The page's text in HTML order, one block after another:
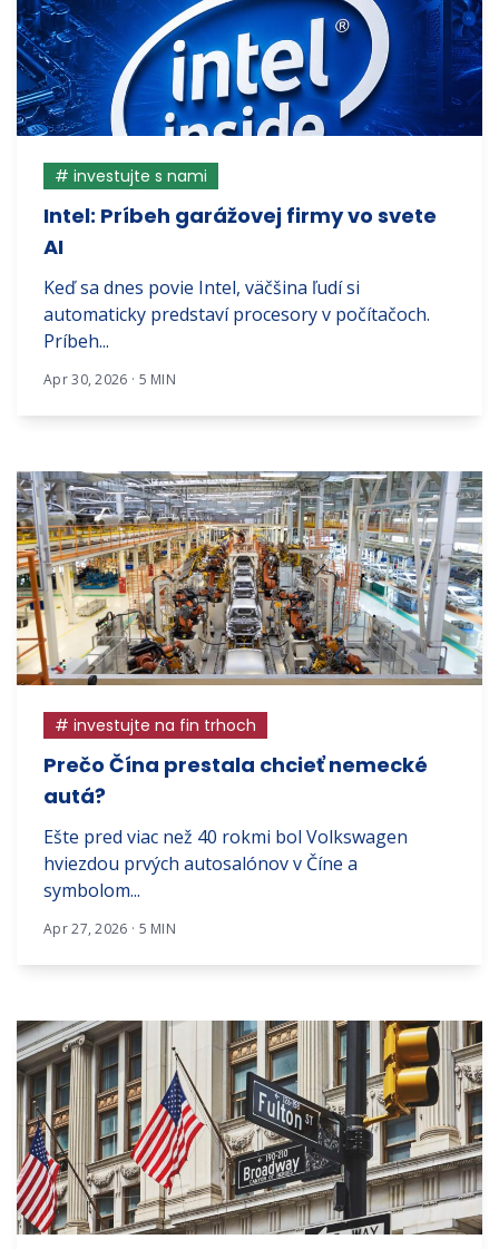
# investujte s nami
Intel: Príbeh garážovej firmy vo svete
AI
Keď sa dnes povie Intel, väčšina ľudí si
automaticky predstaví procesory v počítačoch.
Príbeh...
Apr 30, 2026 · 5 MIN
# investujte na fin trhoch
Prečo Čína prestala chcieť nemecké
autá?
Ešte pred viac než 40 rokmi bol Volkswagen
hviezdou prvých autosalónov v Číne a
symbolom...
Apr 27, 2026 · 5 MIN